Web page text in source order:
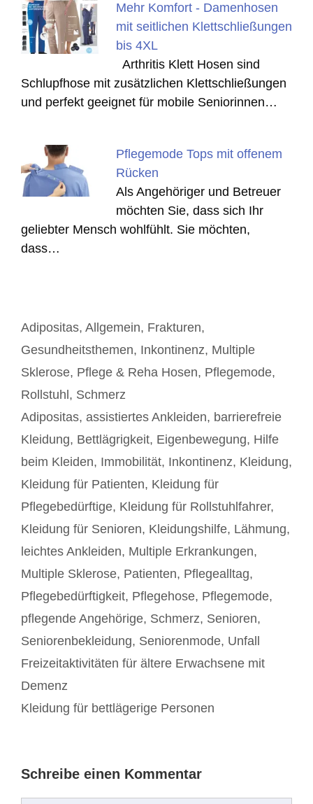
Mehr Komfort - Damenhosen
mit seitlichen Klettschließungen
bis 4XL
Arthritis Klett Hosen sind
Schlupfhose mit zusätzlichen Klettschließungen
und perfekt geeignet für mobile Seniorinnen…
Pflegemode Tops mit offenem
Rücken
Als Angehöriger und Betreuer
möchten Sie, dass sich Ihr
geliebter Mensch wohlfühlt. Sie möchten,
dass…
Kategorien
Adipositas, Allgemein, Frakturen,
Gesundheitsthemen, Inkontinenz, Multiple
Sklerose, Pflege & Reha Hosen, Pflegemode,
Rollstuhl , Schmerz
Schlagwörter
Adipositas, assistiertes Ankleiden, barrierefreie
Kleidung, Bettlägrigkeit, Eigenbewegung, Hilfe
beim Kleiden, Immobilität, Inkontinenz, Kleidung,
Kleidung für Patienten, Kleidung für
Pflegebedürftige, Kleidung für Rollstuhlfahrer,
Kleidung für Senioren, Kleidungshilfe, Lähmung,
leichtes Ankleiden, Multiple Erkrankungen,
Multiple Sklerose, Patienten, Pflegealltag,
Pflegebedürftigkeit, Pflegehose, Pflegemode,
pflegende Angehörige, Schmerz, Senioren,
Seniorenbekleidung, Seniorenmode, Unfall
Beitrags-
Navigation
Freizeitaktivitäten für ältere Erwachsene mit
Demenz
Kleidung für bettlägerige Personen
Schreibe einen Kommentar